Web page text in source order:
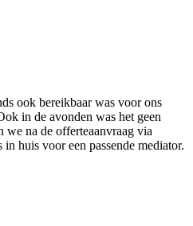
ook bereikbaar was voor ons
in de avonden was het geen
we na de offerteaanvraag via
huis voor een passende mediator.